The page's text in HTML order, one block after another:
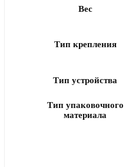
Вес
Тип крепления
Тип устройства
Тип упаковочного
материала